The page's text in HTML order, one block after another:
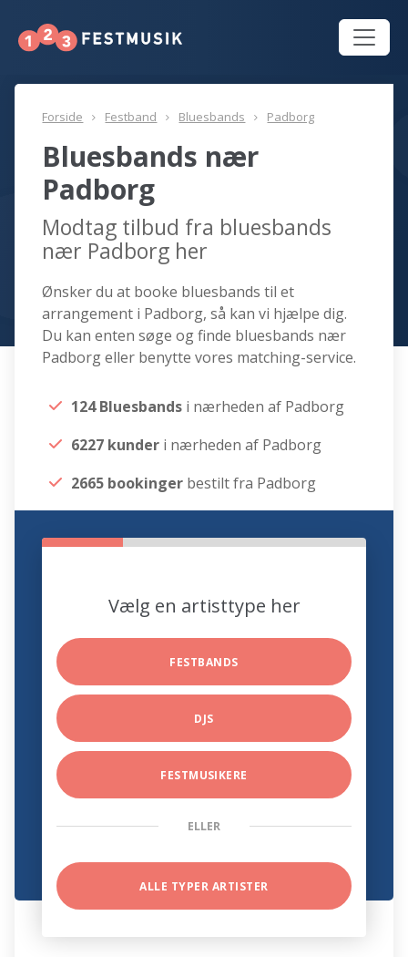
Forside Festband Bluesbands Padborg
Bluesbands nær
Padborg
Modtag tilbud fra bluesbands
nær Padborg her
Ønsker du at booke bluesbands til et
arrangement i Padborg, så kan vi hjælpe dig.
Du kan enten søge og finde bluesbands nær
Padborg eller benytte vores matching-service.
124 Bluesbands i nærheden af Padborg
6227 kunder i nærheden af Padborg
2665 bookinger bestilt fra Padborg
Vælg en artisttype her
FESTBANDS
DJS
FESTMUSIKERE
ELLER
ALLE TYPER ARTISTER